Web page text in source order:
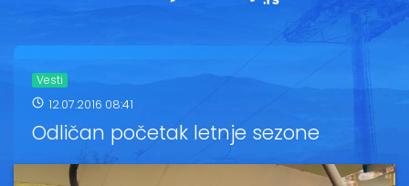
Kop Info
Vesti
12.07.2016 08:41
Odličan početak letnje sezone